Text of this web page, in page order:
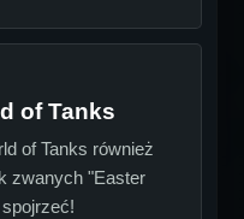
of Tanks
of Tanks również
zwanych "Easter